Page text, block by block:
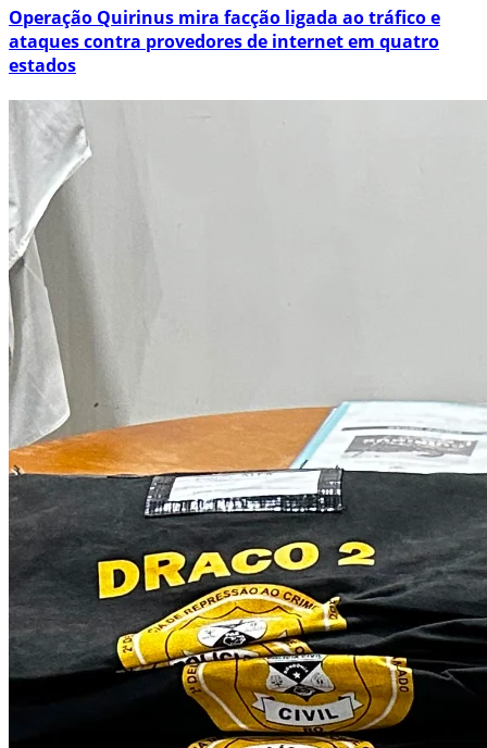
Operação Quirinus mira facção ligada ao tráfico e
ataques contra provedores de internet em quatro
estados